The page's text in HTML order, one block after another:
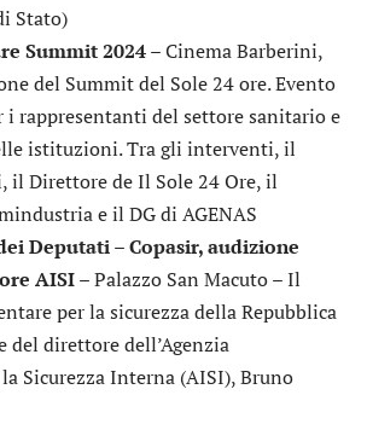
Stato)
Summit 2024– Cinema Barberini,
del Summit del Sole 24 ore. Evento
rappresentanti del settore sanitario e
istituzioni. Tra gli interventi, il
il Direttore de Il Sole 24 Ore, il
e il DG di AGENAS
Deputati – Copasir, audizione
AISI– Palazzo San Macuto – Il
per la sicurezza della Repubblica
del direttore dell’Agenzia
Sicurezza Interna (AISI), Bruno